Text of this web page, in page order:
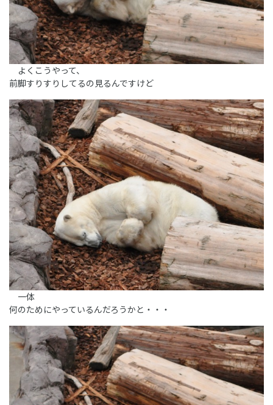
よくこうやって、
前脚すりすりしてるの見るんですけど
一体
何のためにやっているんだろうかと・・・